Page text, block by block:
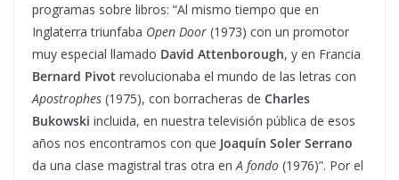
programas sobre libros: “Al mismo tiempo que en
Inglaterra triunfaba Open Door (1973) con un promotor
muy especial llamado David Attenborough, y en Francia
Bernard Pivot revolucionaba el mundo de las letras con
Apostrophes (1975), con borracheras de Charles
Bukowski incluida, en nuestra televisión pública de esos
años nos encontramos con que Joaquín Soler Serrano
da una clase magistral tras otra enA fondo (1976)”. Por el